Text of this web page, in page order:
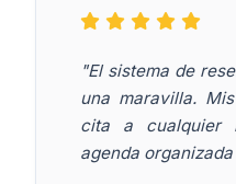
"El sistema de
una maravilla.
cita a
agenda